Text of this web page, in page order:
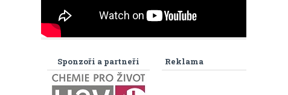
Reklama
Sponzoři a partneři